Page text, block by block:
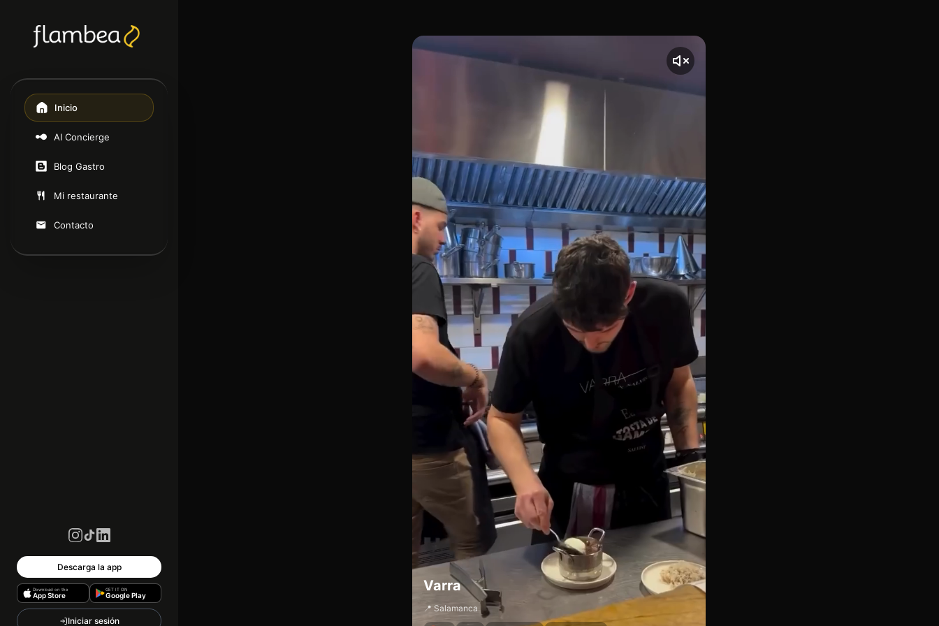
Inicio
AI Concierge
Blog Gastro
Mi restaurante
Contacto
Descarga la app
Download on the
App Store
GET IT ON
Google Play
Iniciar sesión
Varra
📍 Salamanca
Ubicado en el número 7 de la exclusiva calle de Hermosilla, en pleno Barrio de Salamanca, Varra
[00:00 - Escena 1: Introducción y Ambiente] El vídeo comienza con una toma de Varra,